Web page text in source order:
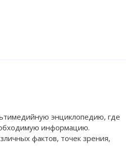
энциклопедию, где
информацию.
фактов, точек зрения,